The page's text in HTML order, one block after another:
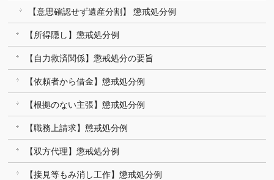
【意思確認せず遺産分割】 懲戒処分例
【所得隠し】懲戒処分例
【自力救済関係】懲戒処分の要旨
【依頼者から借金】懲戒処分例
【根拠のない主張】懲戒処分例
【職務上請求】懲戒処分例
【双方代理】懲戒処分例
【接見等もみ消し工作】懲戒処分例